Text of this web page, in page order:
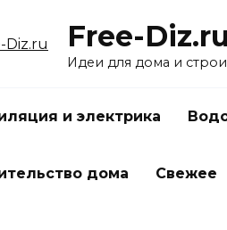
Free-Diz.ru
Идеи для дома и
и электрика
дома Свежее